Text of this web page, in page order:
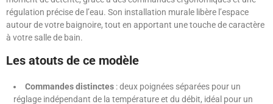
régulation précise de l’eau. Son installation murale libère l’espace
autour de votre baignoire, tout en apportant une touche de caractère
à votre salle de bain.
Les atouts de ce modèle
Commandes distinctes : deux poignées séparées pour un
réglage indépendant de la température et du débit, idéal pour un